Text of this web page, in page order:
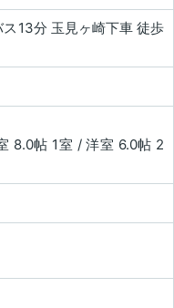
ス13分 玉見ヶ崎下車 徒歩
8.0帖 1室 / 洋室 6.0帖 2